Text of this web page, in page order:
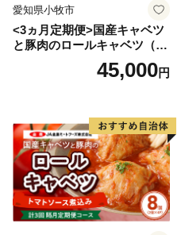
愛知県小牧市
<3ヵ月定期便>国産キャベツ
と豚肉のロールキャベツ（6P
45,000円